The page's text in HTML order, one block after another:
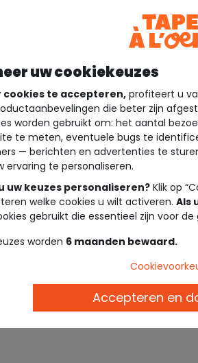
uw cookiekeuzes
cookies te accepteren,profiteert u
die beter zijn
worden gebruikt om: het aantal
te meten, eventuele bugs te
— berichten en advertenties te
ervaring te personaliseren.
uw keuzes personaliseren? Klik op
welke cookies u wilt activeren. Als
gebruikt die essentieel zijn voor
worden 6 maanden bewaard.
Accepteren en